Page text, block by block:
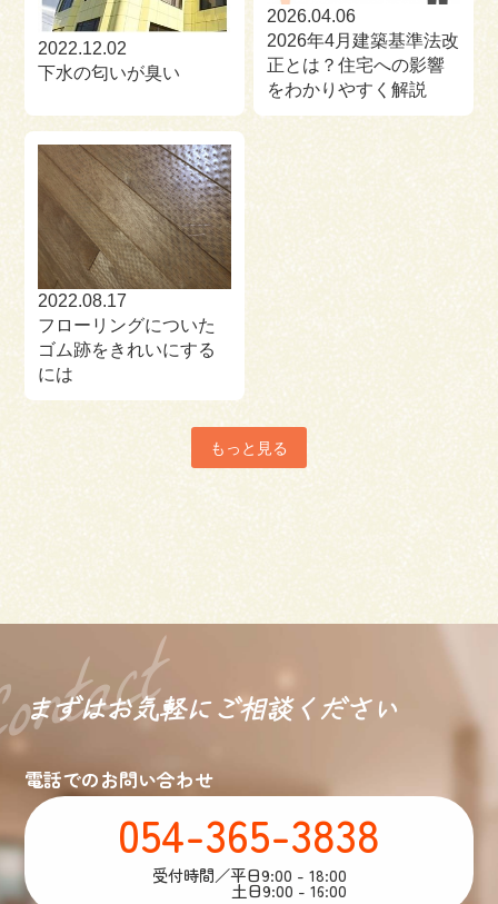
2022.12.02
下水の匂いが臭い
2026.04.06
2026年4月建築基準法改
正とは？住宅への影響
をわかりやすく解説
2022.08.17
フローリングについた
ゴム跡をきれいにする
には
もっと見る
まずはお気軽にご相談ください
電話でのお問い合わせ
054-365-3838
受付時間／平日9:00 - 18:00
土日9:00 - 16:00